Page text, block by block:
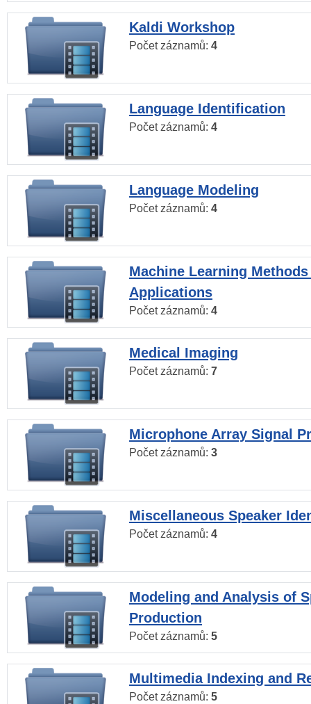
Kaldi Workshop
Počet záznamů: 4
Language Identification
Počet záznamů: 4
Language Modeling
Počet záznamů: 4
Machine Learning
Applications
Počet záznamů: 4
Medical Imaging
Počet záznamů: 7
Microphone Array Signal
Počet záznamů: 3
Miscellaneous Speaker
Počet záznamů: 4
Modeling and Analysis of
Production
Počet záznamů: 5
Multimedia Indexing and
Počet záznamů: 5